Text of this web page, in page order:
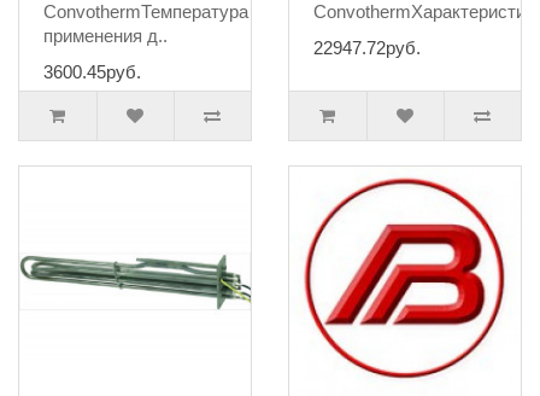
СonvothermТемпература
применения д..
3600.45руб.
22947.72руб.